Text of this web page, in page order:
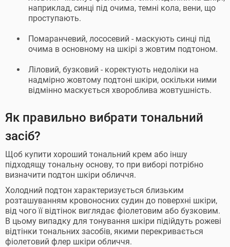
наприклад, синці під очима, темні кола, вени, що
проступають.
Помаранчевий, лососевий - маскують синці під
очима в основному на шкірі з жовтим подтоном.
Ліловий, бузковий - коректують недоліки на
надмірно жовтому подтоні шкіри, оскільки ними
відмінно маскується хвороблива жовтушність.
Як правильно вибрати тональний
засіб?
Щоб купити хороший тональний крем або іншу
підходящу тональну основу, то при виборі потрібно
визначити подтон шкіри обличчя.
Холодний подтон характеризується близьким
розташуванням кровоносних судин до поверхні шкіри,
від чого її відтінок виглядає фіолетовим або бузковим.
В цьому випадку для тонування шкіри підійдуть рожеві
відтінки тональних засобів, якими перекривається
фіолетовий флер шкіри обличчя.